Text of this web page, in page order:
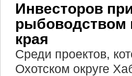
Инвесторов
рыбоводством
края
Среди проектов,
Охотском округе